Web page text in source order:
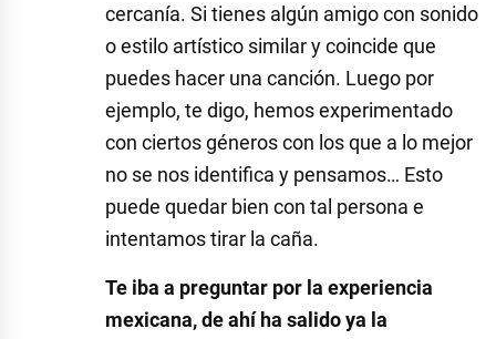
cercanía. Si tienes algún amigo con sonido
o estilo artístico similar y coincide que
puedes hacer una canción. Luego por
ejemplo, te digo, hemos experimentado
con ciertos géneros con los que a lo mejor
no se nos identifica y pensamos… Esto
puede quedar bien con tal persona e
intentamos tirar la caña.
Te iba a preguntar por la experiencia
mexicana, de ahí ha salido ya la